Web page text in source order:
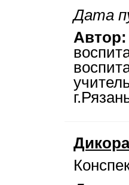
Дата
Автор: